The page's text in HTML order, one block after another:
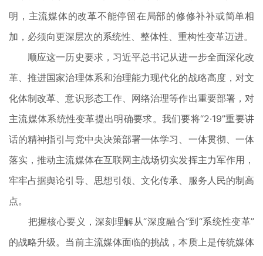
明，主流媒体的改革不能停留在局部的修修补补或简单相
加，必须向更深层次的系统性、整体性、重构性变革迈进。
顺应这一历史要求，习近平总书记从进一步全面深化改
革、推进国家治理体系和治理能力现代化的战略高度，对文
化体制改革、意识形态工作、网络治理等作出重要部署，对
主流媒体系统性变革提出明确要求。我们要将“2·19”重要讲
话的精神指引与党中央决策部署一体学习、一体贯彻、一体
落实，推动主流媒体在互联网主战场切实发挥主力军作用，
牢牢占据舆论引导、思想引领、文化传承、服务人民的制高
点。
把握核心要义，深刻理解从“深度融合”到“系统性变革”
的战略升级。当前主流媒体面临的挑战，本质上是传统媒体